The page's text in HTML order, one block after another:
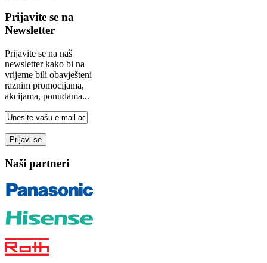
Prijavite se na
Newsletter
Prijavite se na naš
newsletter kako bi na
vrijeme bili obavješteni
raznim promocijama,
akcijama, ponudama...
Naši partneri